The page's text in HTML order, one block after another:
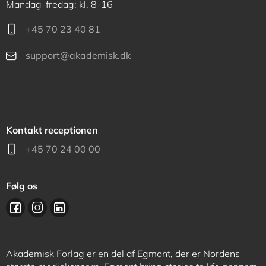
Mandag-fredag: kl. 8-16
+45 70 23 40 81
support@akademisk.dk
Kontakt receptionen
+45 70 24 00 00
Følg os
Akademisk Forlag er en del af Egmont, der er Nordens